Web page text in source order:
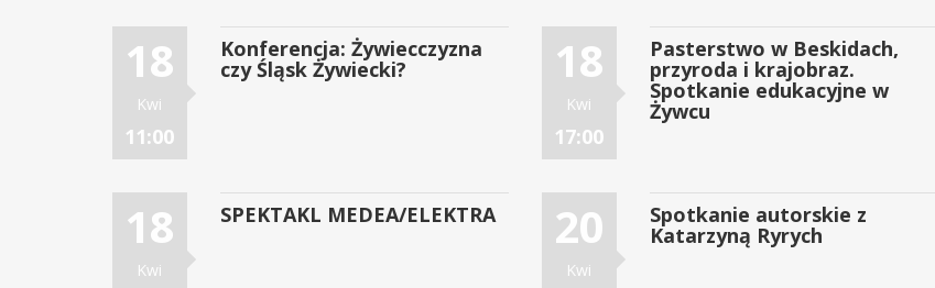
18
Kwi
11:00
Konferencja: Żywiecczyzna
czy Śląsk Żywiecki? 18
Kwi
17:00
Pasterstwo w Beskidach,
przyroda i krajobraz.
Spotkanie edukacyjne w
Żywcu
18
Kwi
SPEKTAKL MEDEA/ELEKTRA 20
Kwi
Spotkanie autorskie z
Katarzyną Ryrych